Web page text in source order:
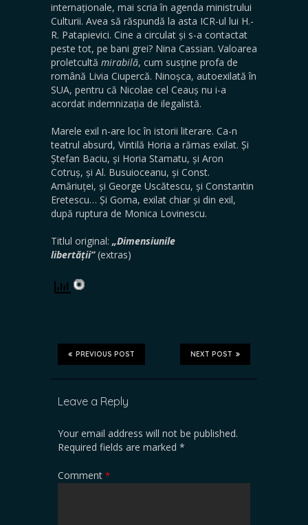
internaționale, mai scria în agenda ministrului
Culturii. Avea să răspundă la asta ICR-ul lui H.-
R. Patapievici. Cine a circulat și s-a contactat
peste tot, pe bani grei? Nina Cassian. Valoarea
proletcultă mirabilă, cum susține profa de
română Livia Ciupercă. Ninoșca, autoexilată în
SUA, pentru că Nicolae cel Ceauș nu i-a
acordat indemnizația de ilegalistă.
Marele exil n-are loc în istorii literare. Ca-n
teatrul absurd, Vintilă Horia a rămas exilat. Și
Ștefan Baciu, și Horia Stamatu, și Aron
Cotruș, și Al. Busuioceanu, și Const.
Amăriuței, și George Uscătescu, și Constantin
Eretescu… Și Goma, exilat chiar și din exil,
după ruptura de Monica Lovinescu.
Titlul original: „Dimensiunile
libertății” (extras)
NEXT POST
PREVIOUS POST
Leave a Reply
Your email address will not be published.
Required fields are marked *
Comment *